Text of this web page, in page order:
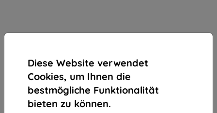
Diese Website verwendet
Cookies, um Ihnen die
bestmögliche Funktionalität
bieten zu können.